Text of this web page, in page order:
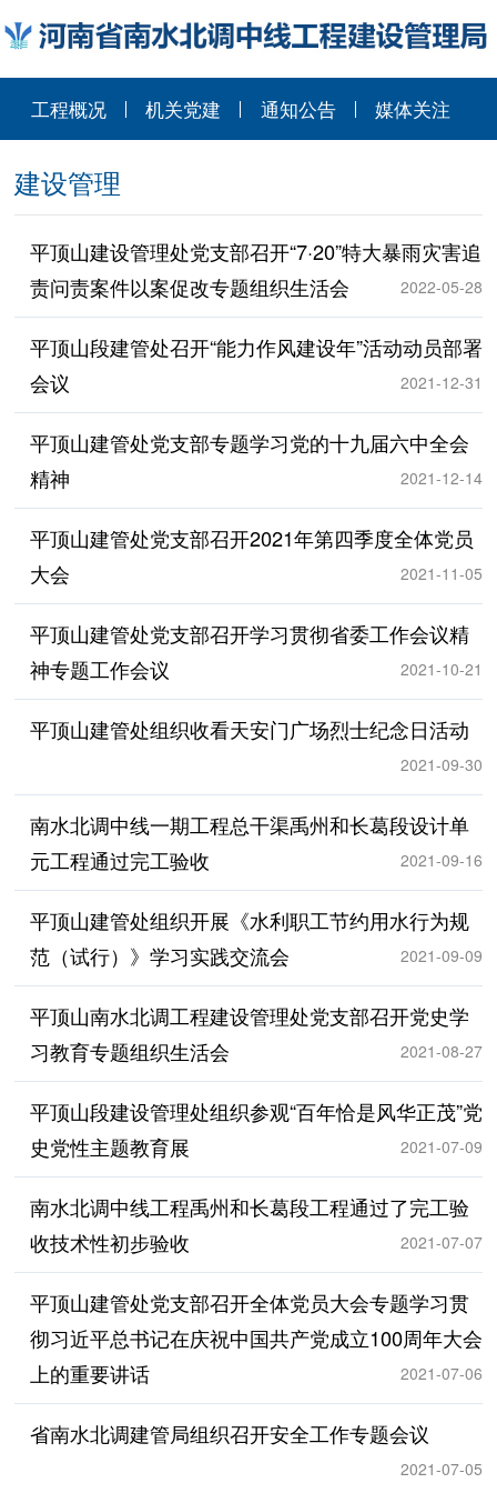
工程概况 机关党建 通知公告 媒体关注
建设管理
平顶山建设管理处党支部召开“7·20”特大暴雨灾害追
责问责案件以案促改专题组织生活会
2022-05-28
平顶山段建管处召开“能力作风建设年”活动动员部署
会议
2021-12-31
平顶山建管处党支部专题学习党的十九届六中全会
精神
2021-12-14
平顶山建管处党支部召开2021年第四季度全体党员
大会
2021-11-05
平顶山建管处党支部召开学习贯彻省委工作会议精
神专题工作会议
2021-10-21
平顶山建管处组织收看天安门广场烈士纪念日活动
2021-09-30
南水北调中线一期工程总干渠禹州和长葛段设计单
元工程通过完工验收
2021-09-16
平顶山建管处组织开展《水利职工节约用水行为规
范（试行）》学习实践交流会
2021-09-09
平顶山南水北调工程建设管理处党支部召开党史学
习教育专题组织生活会
2021-08-27
平顶山段建设管理处组织参观“百年恰是风华正茂”党
史党性主题教育展
2021-07-09
南水北调中线工程禹州和长葛段工程通过了完工验
收技术性初步验收
2021-07-07
平顶山建管处党支部召开全体党员大会专题学习贯
彻习近平总书记在庆祝中国共产党成立100周年大会
上的重要讲话
2021-07-06
省南水北调建管局组织召开安全工作专题会议
2021-07-05